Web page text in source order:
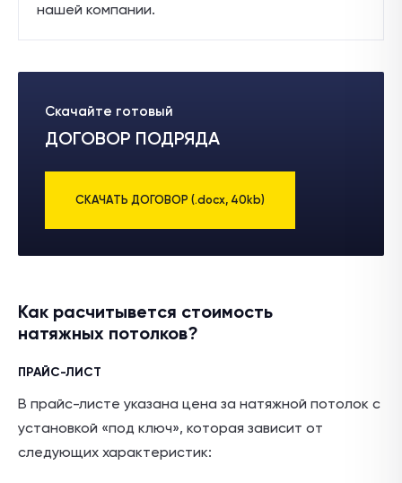
нашей компании.
Cкачайте готовый
ДОГОВОР ПОДРЯДА
СКАЧАТЬ ДОГОВОР (.docx, 40kb)
Как расчитывется стоимость
натяжных потолков?
ПРАЙС-ЛИСТ
В прайс-листе указана цена за натяжной потолок с
установкой «под ключ», которая зависит от
следующих характеристик: